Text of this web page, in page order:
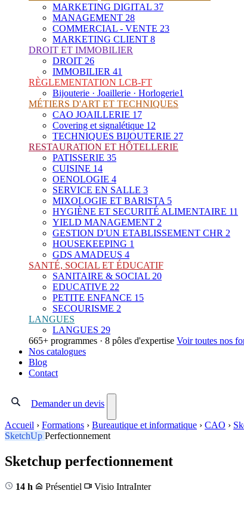
MARKETING DIGITAL 37
MANAGEMENT 28
COMMERCIAL - VENTE 23
MARKETING CLIENT 8
DROIT ET IMMOBILIER
DROIT 26
IMMOBILIER 41
RÈGLEMENTATION LCB-FT
Bijouterie · Joaillerie · Horlogerie1
MÉTIERS D'ART ET TECHNIQUES
CAO JOAILLERIE 17
Covering et signalétique 12
TECHNIQUES BIJOUTERIE 27
RESTAURATION ET HÔTELLERIE
PATISSERIE 35
CUISINE 14
OENOLOGIE 4
SERVICE EN SALLE 3
MIXOLOGIE ET BARISTA 5
HYGIÈNE ET SECURITÉ ALIMENTAIRE 11
YIELD MANAGEMENT 2
GESTION D'UN ETABLISSEMENT CHR 2
HOUSEKEEPING 1
GDS AMADEUS 4
SANTÉ, SOCIAL ET ÉDUCATIF
SANITAIRE & SOCIAL 20
EDUCATIVE 22
PETITE ENFANCE 15
SECOURISME 2
LANGUES
LANGUES 29
665+ programmes · 8 pôles d'expertise Voir toutes nos
Nos catalogues
Blog
Contact
Demander un devis
Accueil › Formations › Bureautique et informatique › CAO ›
SketchUp Perfectionnement
Sketchup perfectionnement
14 h Présentiel Visio IntraInter